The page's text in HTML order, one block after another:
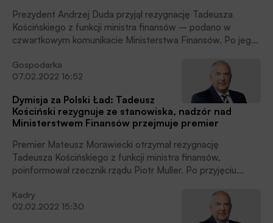
Prezydent Andrzej Duda przyjął rezygnację Tadeusza
Kościńskiego z funkcji ministra finansów – podano w
czwartkowym komunikacie Ministerstwa Finansów. Po jego
premier Mateusz Morawiecki.
Gospodarka
07.02.2022 16:52
Dymisja za Polski Ład: Tadeusz
Kościński rezygnuje ze stanowiska, nadzór nad
Ministerstwem Finansów przejmuje premier
Premier Mateusz Morawiecki otrzymał rezygnację
Tadeusza Kościńskiego z funkcji ministra finansów,
poinformował rzecznik rządu Piotr Muller. Po przyjęciu
pełnił premier.
Kadry
02.02.2022 15:30